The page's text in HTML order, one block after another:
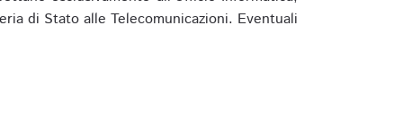
di Stato alle Telecomunicazioni. Eventuali